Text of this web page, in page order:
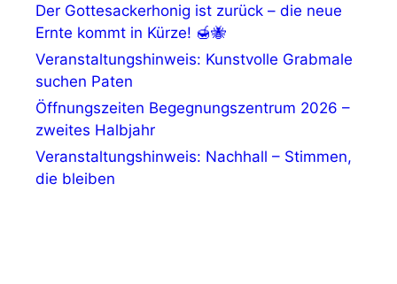
Der Gottesackerhonig ist zurück – die neue
Ernte kommt in Kürze! 🍯🐝
Veranstaltungshinweis: Kunstvolle Grabmale
suchen Paten
Öffnungszeiten Begegnungszentrum 2026 –
zweites Halbjahr
Veranstaltungshinweis: Nachhall – Stimmen,
die bleiben